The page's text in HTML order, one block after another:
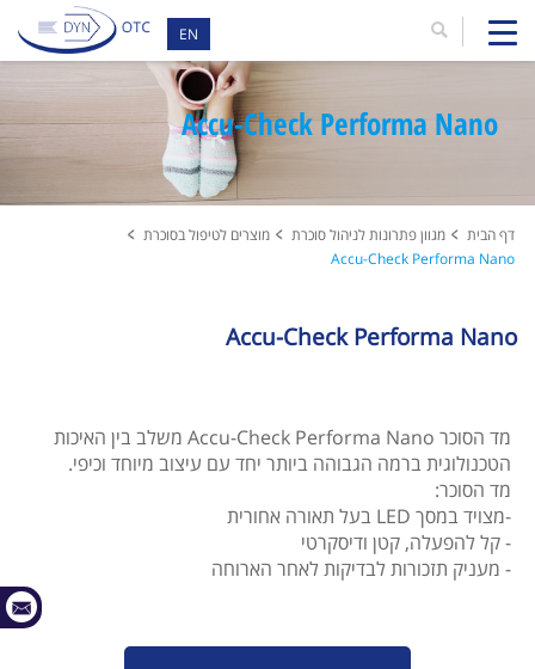
EN
Accu-Check Performa Nano
דף הבית מגוון פתרונות לניהול סוכרת
מוצרים לטיפול בסוכרת
Accu-Check Performa Nano
Accu-Check Performa Nano
מד הסוכר Accu-Check Performa Nano משלב בין האיכות
הטכנולוגית ברמה הגבוהה ביותר יחד עם עיצוב מיוחד וכיפי.
מד הסוכר:
-מצויד במסך LED בעל תאורה אחורית
- קל להפעלה, קטן ודיסקרטי
- מעניק תזכורות לבדיקות לאחר הארוחה